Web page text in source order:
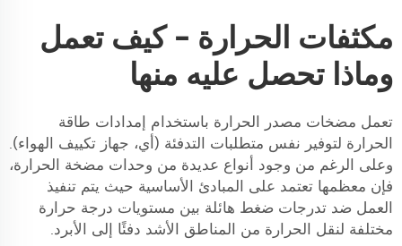
مكثفات الحرارة - كيف تعمل
وماذا تحصل عليه منها
تعمل مضخات مصدر الحرارة باستخدام إمدادات طاقة
الحرارة لتوفير نفس متطلبات التدفئة (أي، جهاز تكييف الهواء).
وعلى الرغم من وجود أنواع عديدة من وحدات مضخة الحرارة،
فإن معظمها تعتمد على المبادئ الأساسية حيث يتم تنفيذ
العمل ضد تدرجات ضغط هائلة بين مستويات درجة حرارة
مختلفة لنقل الحرارة من المناطق الأشد دفئًا إلى الأبرد.